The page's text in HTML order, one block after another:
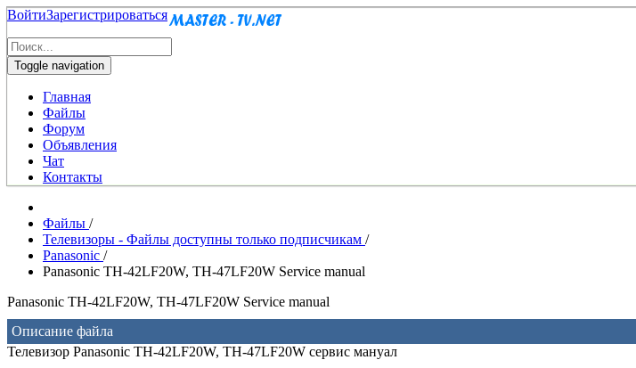
ВойтиЗарегистрироваться
Toggle navigation
Главная
Файлы
Форум
Объявления
Чат
Контакты
Файлы /
Телевизоры - Файлы доступны только подписчикам /
Panasonic /
Panasonic TH-42LF20W, TH-47LF20W Service manual
Panasonic TH-42LF20W, TH-47LF20W Service manual
Описание файла
Телевизор Panasonic TH-42LF20W, TH-47LF20W сервис мануал